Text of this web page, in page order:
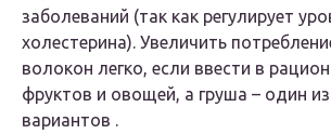
заболеваний (так как регулирует
холестерина). Увеличить
волокон легко, если ввести в
фруктов и овощей, а груша – один
вариантов .